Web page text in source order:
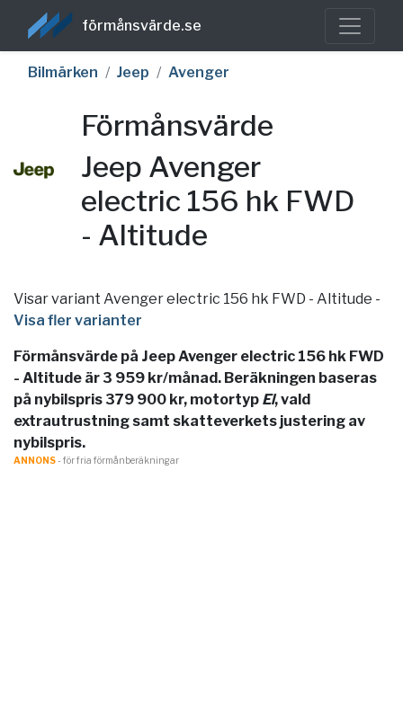
förmånsvärde.se
Bilmärken Jeep Avenger
Förmånsvärde
Jeep Avenger
electric 156 hk FWD
- Altitude
Visar variant Avenger electric 156 hk FWD - Altitude -
Visa fler varianter
Förmånsvärde på Jeep Avenger electric 156 hk FWD
- Altitude är 3 959 kr/månad. Beräkningen baseras
på nybilspris 379 900 kr, motortyp El, vald
extrautrustning samt skatteverkets justering av
nybilspris.
ANNONS- för fria förmånberäkningar